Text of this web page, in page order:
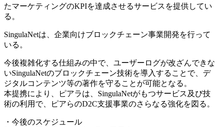
たマーケティングのKPIを達成させるサービスを提供してい
る。
SingulaNetは、企業向けブロックチェーン事業開発を行って
いる。
今後複雑化する仕組みの中で、ユーザーログが改ざんできな
いSingulaNetのブロックチェーン技術を導入することで、デ
ジタルコンテンツ等の著作を守ることが可能となる。
本提携により、ピアラは、SingulaNetがもつサービス及び技
術の利用で、ピアらのD2C支援事業のさらなる強化を図る。
・今後のスケジュール